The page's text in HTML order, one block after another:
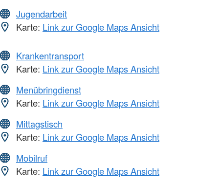
Jugendarbeit
Karte: Link zur Google Maps Ansicht
Krankentransport
Karte: Link zur Google Maps Ansicht
Menübringdienst
Karte: Link zur Google Maps Ansicht
Mittagstisch
Karte: Link zur Google Maps Ansicht
Mobilruf
Karte: Link zur Google Maps Ansicht